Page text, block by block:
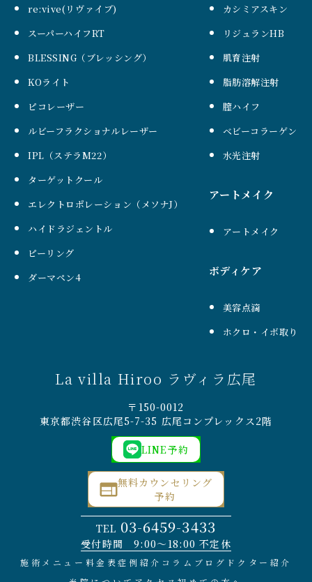
re:vive(リヴァイブ)
スーパーハイフRT
BLESSING（ブレッシング）
KOライト
ピコレーザー
ルビーフラクショナルレーザー
IPL（ステラM22）
ターゲットクール
エレクトロポレーション（メソナJ）
ハイドラジェントル
ピーリング
ダーマペン4
カシミアスキン
リジュランHB
肌育注射
脂肪溶解注射
膣ハイフ
ベビーコラーゲン
水光注射
アートメイク
アートメイク
ボディケア
美容点滴
ホクロ・イボ取り
La villa Hiroo ラヴィラ広尾
〒150-0012
東京都渋谷区広尾5-7-35 広尾コンプレックス2階
LINE予約
無料カウンセリング
予約
TEL 03-6459-3433
受付時間 9:00〜18:00 不定休
施術メニュー 料金表症例紹介 コラム ブログ ドクター紹介